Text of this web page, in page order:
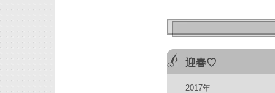
迎春♡
2017年